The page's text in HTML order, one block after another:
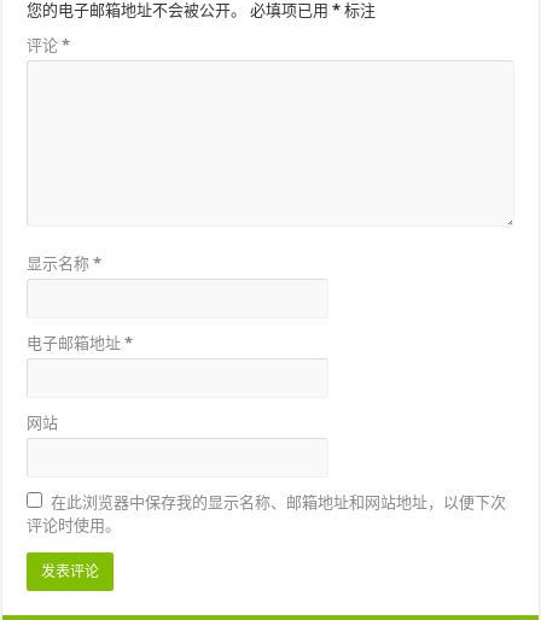
您的电子邮箱地址不会被公开。 必填项已用* 标注
评论*
显示名称*
电子邮箱地址*
网站
在此浏览器中保存我的显示名称、邮箱地址和网站地址，以便下次
评论时使用。